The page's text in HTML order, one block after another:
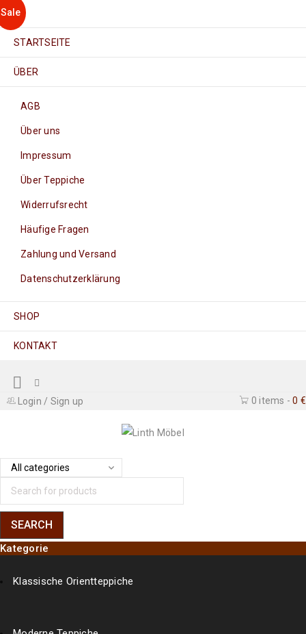
STARTSEITE
ÜBER
AGB
Über uns
Impressum
Über Teppiche
Widerrufsrecht
Häufige Fragen
Zahlung und Versand
Datenschutzerklärung
SHOP
KONTAKT
0 items - 0 €
Login / Sign up
Kategorie
Klassische Orientteppiche
Sale